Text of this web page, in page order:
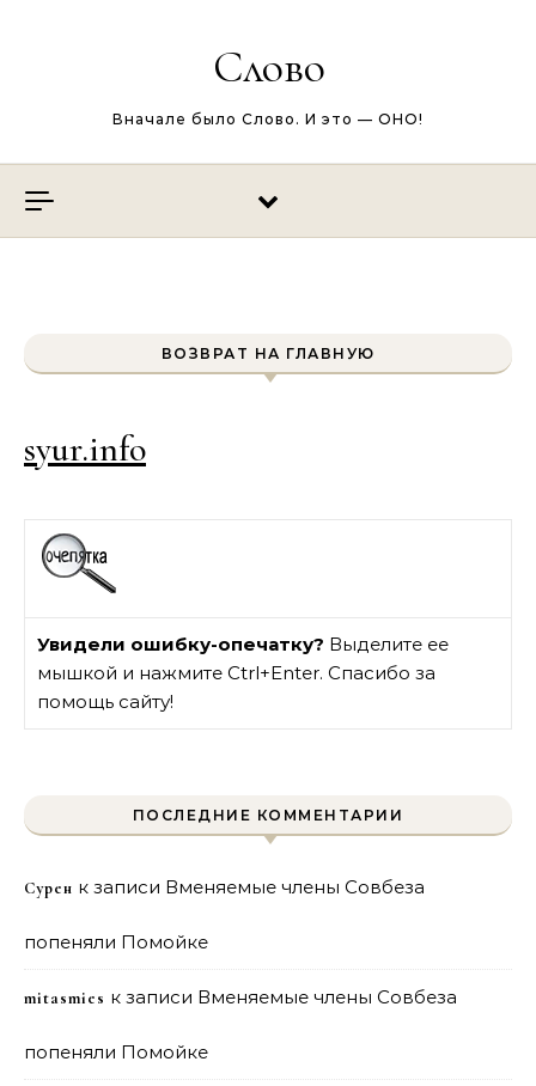
Слово
Вначале было Слово. И это — ОНО!
ВОЗВРАТ НА ГЛАВНУЮ
syur.info
Увидели ошибку-опечатку? Выделите ее
мышкой и нажмите Ctrl+Enter. Спасибо за
помощь сайту!
ПОСЛЕДНИЕ КОММЕНТАРИИ
Сурен к записи Вменяемые члены Совбеза
попеняли Помойке
mitasmies к записи Вменяемые члены Совбеза
попеняли Помойке